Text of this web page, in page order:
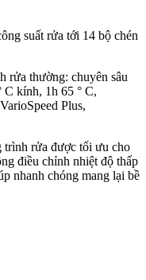
suất rửa tới 14 bộ chén
rửa thường: chuyên sâu
C kính, 1h 65 ° C,
Plus,
rửa được tối ưu cho
điều chỉnh nhiệt độ thấp
nhanh chóng mang lại bề